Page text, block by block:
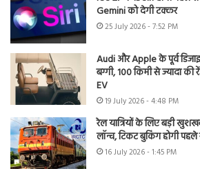
Gemini को देगी टक्कर
25 July 2026 - 7:52 PM
Audi और Apple के पूर्व
बग्गी, 100 किमी से ज्यादा
EV
19 July 2026 - 4:48 PM
रेल यात्रियों के लिए बड़ी
लॉन्च, टिकट बुकिंग होगी
16 July 2026 - 1:45 PM